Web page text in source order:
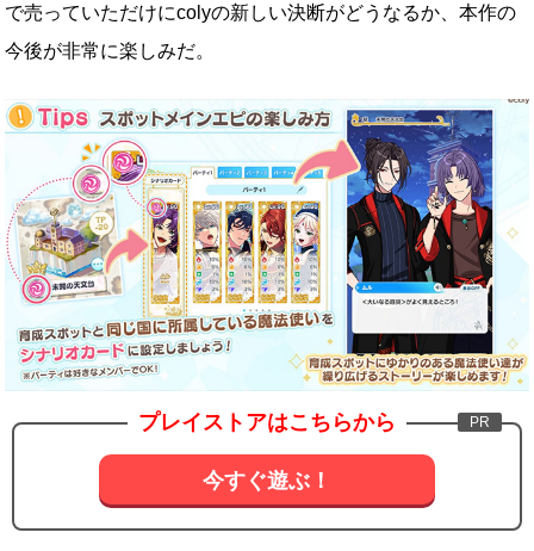
で売っていただけにcolyの新しい決断がどうなるか、本作の
今後が非常に楽しみだ。
プレイストアはこちらから
今すぐ遊ぶ！